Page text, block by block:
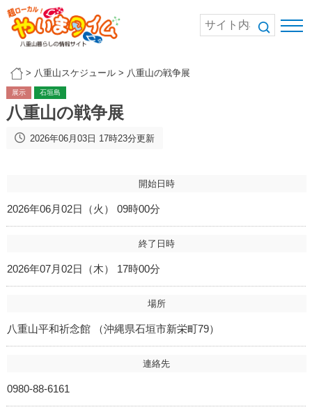
> 八重山スケジュール> 八重山の戦争展
展示 石垣島
八重山の戦争展
2026年06月03日 17時23分更新
開始日時
2026年06月02日（火） 09時00分
終了日時
2026年07月02日（木） 17時00分
場所
八重山平和祈念館 （沖縄県石垣市新栄町79）
連絡先
0980-88-6161